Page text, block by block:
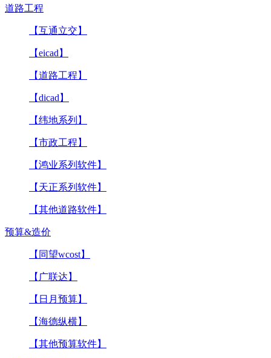
道路工程
【互通立交】
【eicad】
【道路工程】
【dicad】
【纬地系列】
【市政工程】
【鸿业系列软件】
【天正系列软件】
【其他道路软件】
预算&造价
【同望wcost】
【广联达】
【日月预算】
【海德纵横】
【其他预算软件】